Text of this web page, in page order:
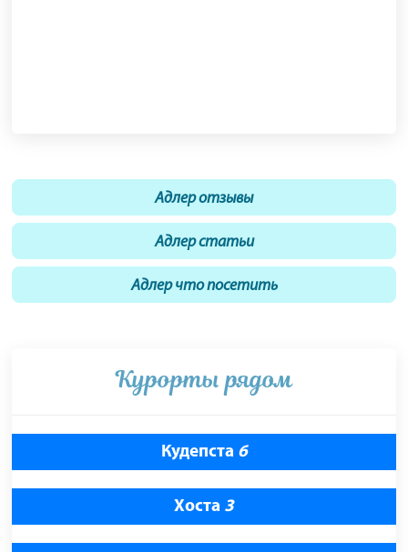
Адлер отзывы
Адлер статьи
Адлер что посетить
Курорты рядом
Кудепста 6
Хоста 3